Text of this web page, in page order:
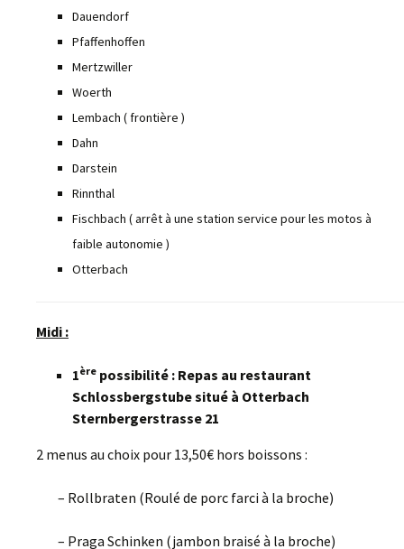
Dauendorf
Pfaffenhoffen
Mertzwiller
Woerth
Lembach ( frontière )
Dahn
Darstein
Rinnthal
Fischbach ( arrêt à une station service pour les motos à
faible autonomie )
Otterbach
Midi :
1ère possibilité : Repas au restaurant
Schlossbergstube situé à Otterbach
Sternbergerstrasse 21
2 menus au choix pour 13,50€ hors boissons :
– Rollbraten (Roulé de porc farci à la broche)
– Praga Schinken (jambon braisé à la broche)